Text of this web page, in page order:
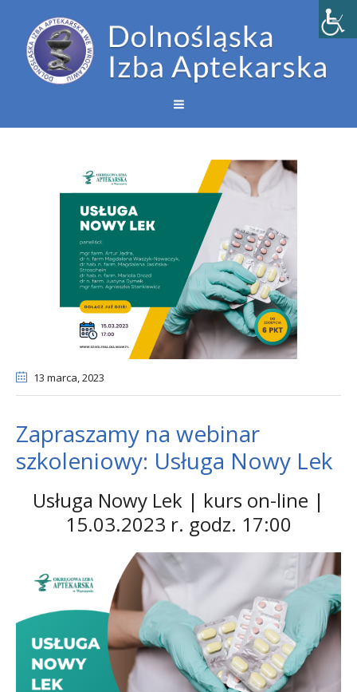
13 marca, 2023
Zapraszamy na webinar
szkoleniowy: Usługa Nowy Lek
Usługa Nowy Lek | kurs on-line |
15.03.2023 r. godz. 17:00